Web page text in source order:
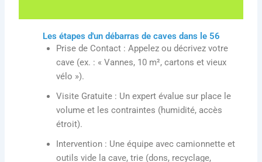
Les étapes d'un débarras de caves dans le 56
Prise de Contact : Appelez ou décrivez votre
cave (ex. : « Vannes, 10 m², cartons et vieux
vélo »).
Visite Gratuite : Un expert évalue sur place le
volume et les contraintes (humidité, accès
étroit).
Intervention : Une équipe avec camionnette et
outils vide la cave, trie (dons, recyclage,